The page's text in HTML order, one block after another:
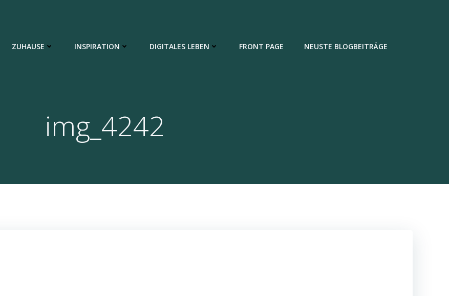
ZUHAUSE INSPIRATION DIGITALES LEBEN FRONT PAGE NEUSTE BLOGBEITRÄGE
img_4242